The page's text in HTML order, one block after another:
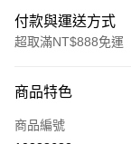
付款與運送方式
超取滿NT$888免運
信用卡一次付款
超商取貨付款
商品特色
商品編號